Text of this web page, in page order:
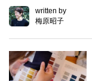
written by
梅原昭子